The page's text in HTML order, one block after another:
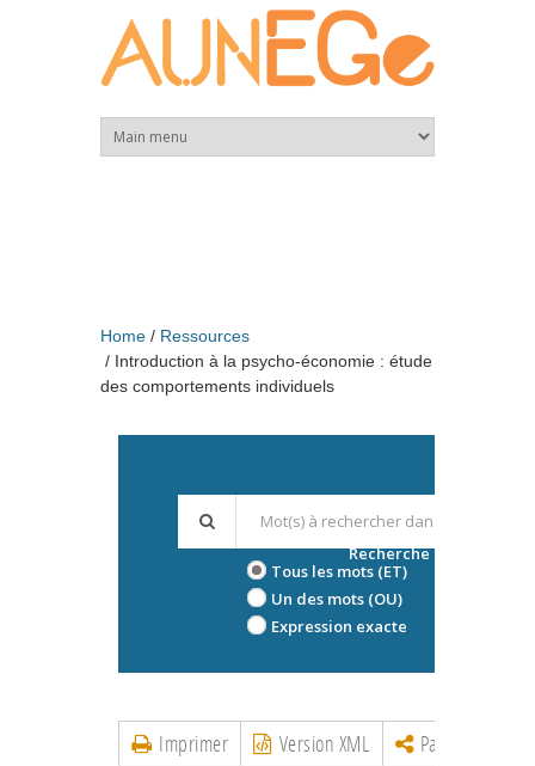
Home
Ressources
Introduction à la psycho-économie : étude
des comportements individuels
Tous les mots (ET)
Un des mots (OU)
Expression exacte
Recherche avancée
Imprimer Version XML Partager